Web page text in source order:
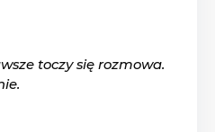
toczy się rozmowa.